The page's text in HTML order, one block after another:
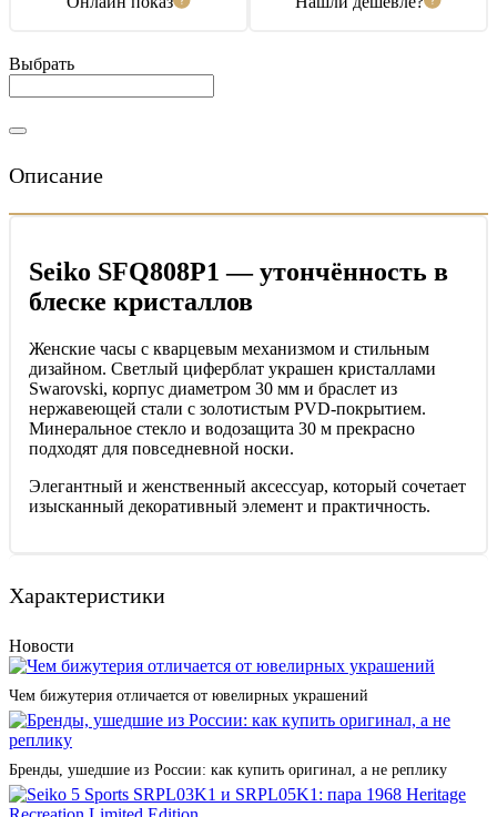
Выбрать
Описание
Seiko SFQ808P1 — утончённость в
блеске кристаллов
Женские часы с кварцевым механизмом и стильным
дизайном. Светлый циферблат украшен кристаллами
Swarovski, корпус диаметром 30 мм и браслет из
нержавеющей стали с золотистым PVD‑покрытием.
Минеральное стекло и водозащита 30 м прекрасно
подходят для повседневной носки.
Элегантный и женственный аксессуар, который сочетает
изысканный декоративный элемент и практичность.
Характеристики
Новости
Чем бижутерия отличается от ювелирных украшений
Бренды, ушедшие из России: как купить оригинал, а не реплику